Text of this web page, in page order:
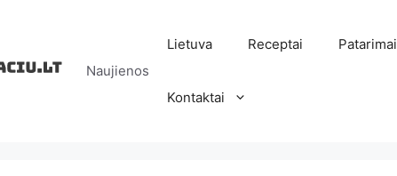
Naujienos
Lietuva Receptai Patarimai
Kontaktai